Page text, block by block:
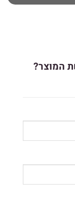
המוצר?